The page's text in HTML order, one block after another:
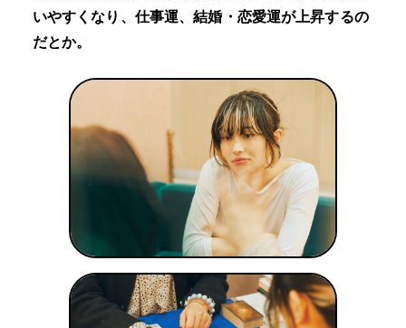
いやすくなり、仕事運、結婚・恋愛運が上昇するの
だとか。